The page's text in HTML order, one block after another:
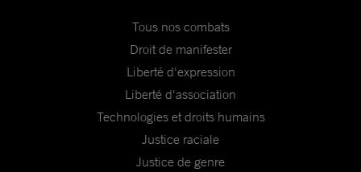
Tous nos combats
Droit de manifester
Liberté d'expression
Liberté d'association
Technologies et droits humains
Justice raciale
Justice de genre